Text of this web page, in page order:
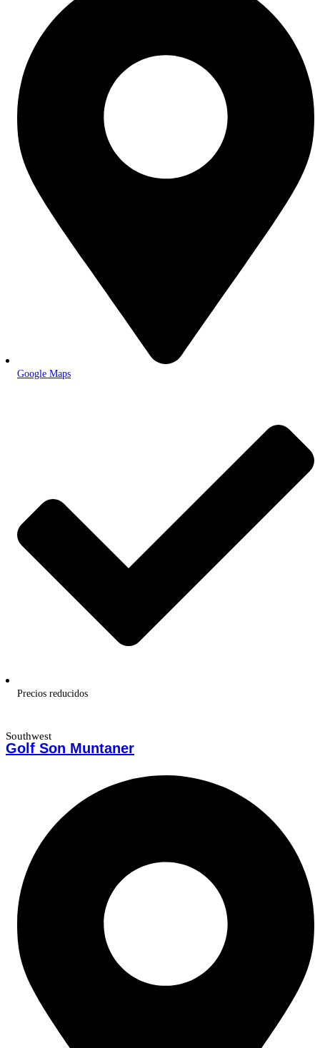
Google Maps
Precios reducidos
Southwest
Golf Son Muntaner